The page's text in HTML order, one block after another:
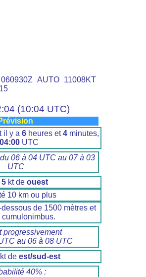
AUTO 11008KT
(10:04 UTC)
il y a 6heures et4minutes,
04:00 UTC
06 à 04 UTC au 07 à 03
UTC
5 kt de ouest
10 km ou plus
de 1500 mètres et
cumulonimbus.
progressivement
au 06 à 08 UTC
kt de est/sud-est
40% :